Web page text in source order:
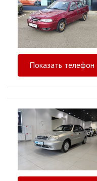
Показать телефон